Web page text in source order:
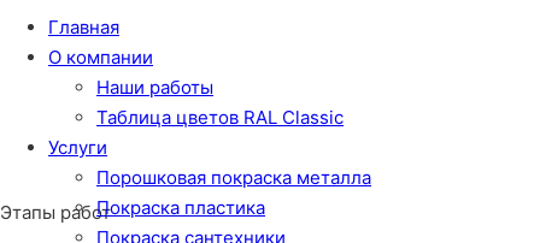
Главная
О компании
Наши работы
Таблица цветов RAL Classic
Услуги
Порошковая покраска металла
Покраска пластика
Покраска сантехники
Этапы работ